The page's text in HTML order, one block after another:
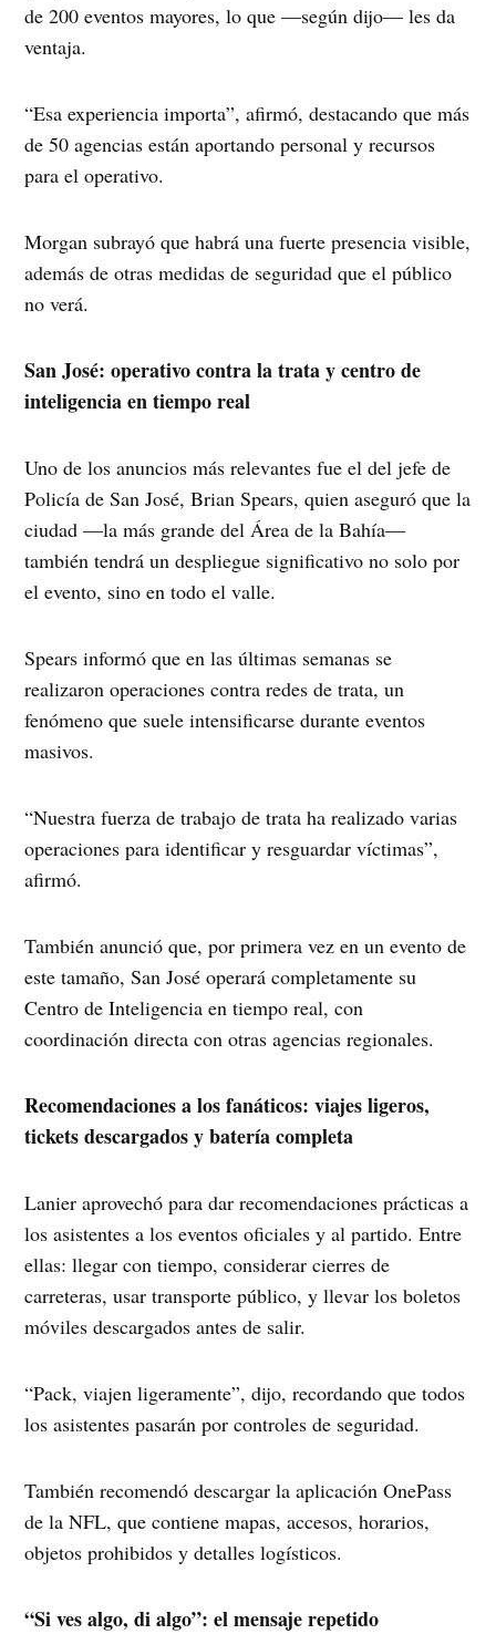
de 200 eventos mayores, lo que —según dijo— les da
ventaja.
“Esa experiencia importa”, afirmó, destacando que más
de 50 agencias están aportando personal y recursos
para el operativo.
Morgan subrayó que habrá una fuerte presencia visible,
además de otras medidas de seguridad que el público
no verá.
San José: operativo contra la trata y centro de
inteligencia en tiempo real
Uno de los anuncios más relevantes fue el del jefe de
Policía de San José, Brian Spears, quien aseguró que la
ciudad —la más grande del Área de la Bahía—
también tendrá un despliegue significativo no solo por
el evento, sino en todo el valle.
Spears informó que en las últimas semanas se
realizaron operaciones contra redes de trata, un
fenómeno que suele intensificarse durante eventos
masivos.
“Nuestra fuerza de trabajo de trata ha realizado varias
operaciones para identificar y resguardar víctimas”,
afirmó.
También anunció que, por primera vez en un evento de
este tamaño, San José operará completamente su
Centro de Inteligencia en tiempo real, con
coordinación directa con otras agencias regionales.
Recomendaciones a los fanáticos: viajes ligeros,
tickets descargados y batería completa
Lanier aprovechó para dar recomendaciones prácticas a
los asistentes a los eventos oficiales y al partido. Entre
ellas: llegar con tiempo, considerar cierres de
carreteras, usar transporte público, y llevar los boletos
móviles descargados antes de salir.
“Pack, viajen ligeramente”, dijo, recordando que todos
los asistentes pasarán por controles de seguridad.
También recomendó descargar la aplicación OnePass
de la NFL, que contiene mapas, accesos, horarios,
objetos prohibidos y detalles logísticos.
“Si ves algo, di algo”: el mensaje repetido